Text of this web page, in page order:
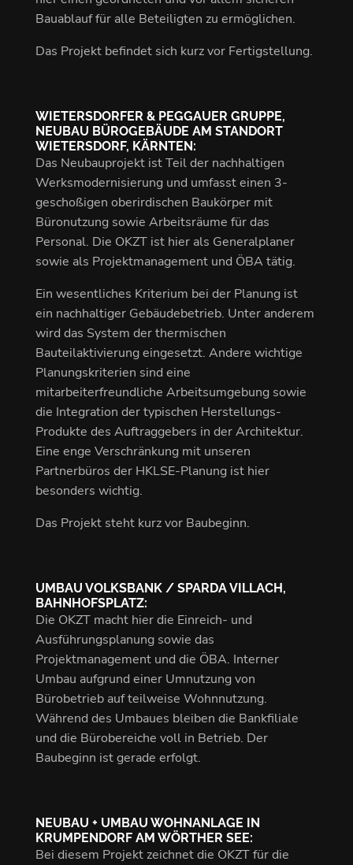
Bauablauf für alle Beteiligten zu ermöglichen.
Das Projekt befindet sich kurz vor Fertigstellung.
WIETERSDORFER & PEGGAUER GRUPPE,
NEUBAU BÜROGEBÄUDE AM STANDORT
WIETERSDORF, KÄRNTEN:
Das Neubauprojekt ist Teil der nachhaltigen
Werksmodernisierung und umfasst einen 3-
geschoßigen oberirdischen Baukörper mit
Büronutzung sowie Arbeitsräume für das
Personal. Die OKZT ist hier als Generalplaner
sowie als Projektmanagement und ÖBA tätig.
Ein wesentliches Kriterium bei der Planung ist
ein nachhaltiger Gebäudebetrieb. Unter anderem
wird das System der thermischen
Bauteilaktivierung eingesetzt. Andere wichtige
Planungskriterien sind eine
mitarbeiterfreundliche Arbeitsumgebung sowie
die Integration der typischen Herstellungs-
Produkte des Auftraggebers in der Architektur.
Eine enge Verschränkung mit unseren
Partnerbüros der HKLSE-Planung ist hier
besonders wichtig.
Das Projekt steht kurz vor Baubeginn.
UMBAU VOLKSBANK / SPARDA VILLACH,
BAHNHOFSPLATZ:
Die OKZT macht hier die Einreich- und
Ausführungsplanung sowie das
Projektmanagement und die ÖBA. Interner
Umbau aufgrund einer Umnutzung von
Bürobetrieb auf teilweise Wohnnutzung.
Während des Umbaues bleiben die Bankfiliale
und die Bürobereiche voll in Betrieb. Der
Baubeginn ist gerade erfolgt.
NEUBAU + UMBAU WOHNANLAGE IN
KRUMPENDORF AM WÖRTHER SEE:
Bei diesem Projekt zeichnet die OKZT für die